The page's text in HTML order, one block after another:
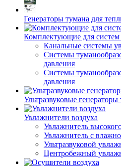
Генераторы тумана для
Комплектующие для систем
Канальные системы
Системы
давления
Системы
давления
Ультразвуковые генераторы
Увлажнители воздуха
Увлажнитель
Увлажнитель с
Ультразвуковой
Центробежный